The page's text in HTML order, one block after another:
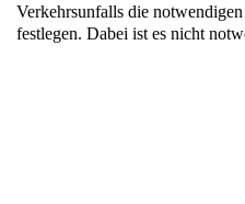
Verkehrsunfalls die
festlegen. Dabei ist es nicht